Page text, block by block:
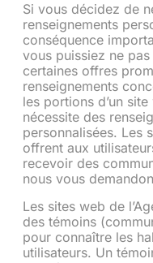
Si vous décidez de
renseignements
conséquence
vous puissiez ne
certaines offres
renseignements
les portions d’un
nécessite des
personnalisées. Les
offrent aux
recevoir des
nous vous
Les sites web de
des témoins
pour connaître les
utilisateurs. Un